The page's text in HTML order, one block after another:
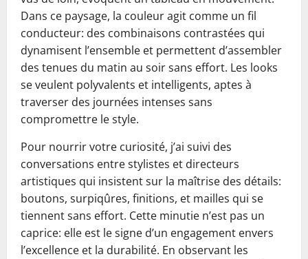
Dans ce paysage, la couleur agit comme un fil
conducteur: des combinaisons contrastées qui
dynamisent l’ensemble et permettent d’assembler
des tenues du matin au soir sans effort. Les looks
se veulent polyvalents et intelligents, aptes à
traverser des journées intenses sans
compromettre le style.
Pour nourrir votre curiosité, j’ai suivi des
conversations entre stylistes et directeurs
artistiques qui insistent sur la maîtrise des détails:
boutons, surpiqûres, finitions, et mailles qui se
tiennent sans effort. Cette minutie n’est pas un
caprice: elle est le signe d’un engagement envers
l’excellence et la durabilité. En observant les